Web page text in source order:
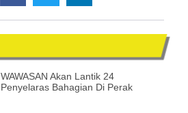
WAWASAN Akan Lantik 24
Penyelaras Bahagian Di Perak